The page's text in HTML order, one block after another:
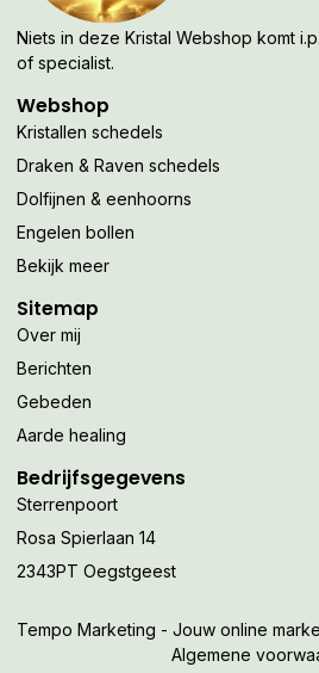
Niets in deze Kristal Webshop komt
of specialist.
Webshop
Kristallen schedels
Draken & Raven schedels
Dolfijnen & eenhoorns
Engelen bollen
Bekijk meer
Sitemap
Over mij
Berichten
Gebeden
Aarde healing
Bedrijfsgegevens
Sterrenpoort
Rosa Spierlaan 14
2343PT Oegstgeest
Tempo Marketing - Jouw online
Algemene